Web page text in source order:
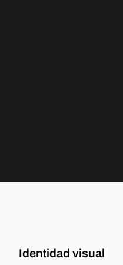
Identidad visual